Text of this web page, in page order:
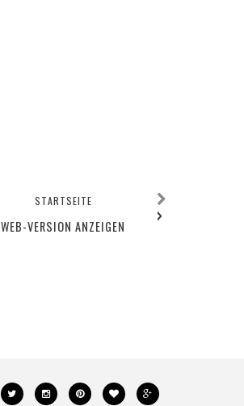
›
STARTSEITE
WEB-VERSION ANZEIGEN